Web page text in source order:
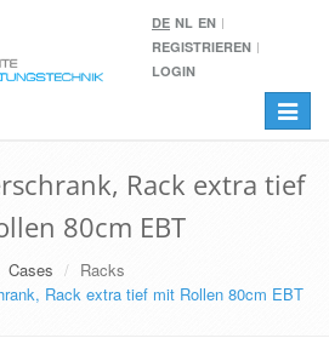
DE NL EN
REGISTRIEREN
LOGIN
Toggle
Rack extra tief
80cm EBT
Cases
Racks
Rack extra tief mit Rollen 80cm EBT